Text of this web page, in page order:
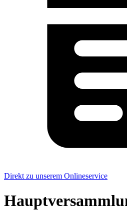
Direkt zu unserem Onlineservice